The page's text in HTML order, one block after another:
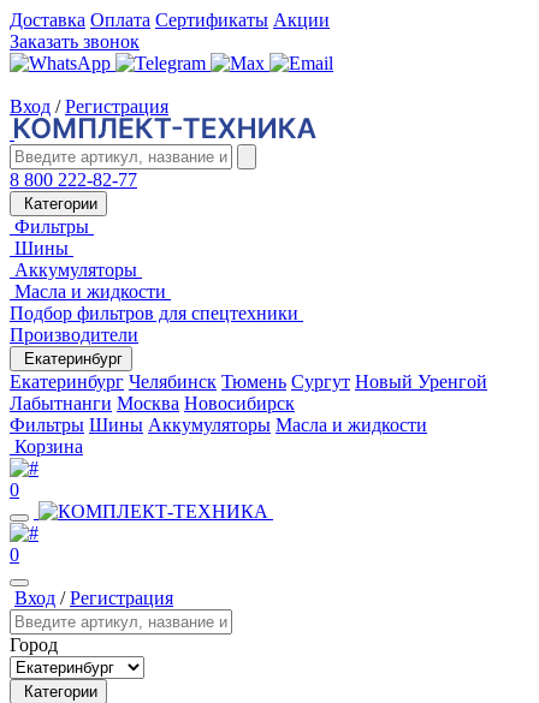
Доставка Оплата Сертификаты Акции
Заказать звонок
Вход / Регистрация
8 800 222-82-77
Категории
Фильтры
Шины
Аккумуляторы
Масла и жидкости
Подбор фильтров для спецтехники
Производители
Екатеринбург
Екатеринбург Челябинск Тюмень Сургут Новый Уренгой
Лабытнанги Москва Новосибирск
Фильтры Шины Аккумуляторы Масла и жидкости
Корзина
0
0
Вход /Регистрация
Город
Категории